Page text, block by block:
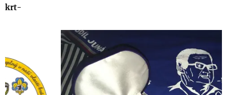
krt-